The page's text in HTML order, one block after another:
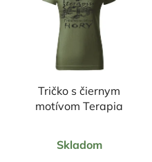
Tričko s čiernym
motívom Terapia
hodnotenie
Skladom